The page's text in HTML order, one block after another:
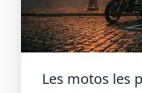
Les motos les